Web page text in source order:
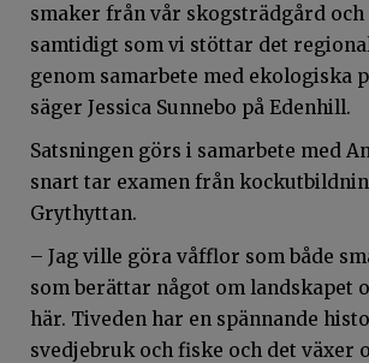
smaker från vår skogsträdgård och
samtidigt som vi stöttar det
genom samarbete med ekologiska
säger Jessica Sunnebo på Edenhill.
Satsningen görs i samarbete med
snart tar examen från
Grythyttan.
– Jag ville göra våfflor som både
som berättar något om landskapet
här. Tiveden har en spännande
svedjebruk och fiske och det växer